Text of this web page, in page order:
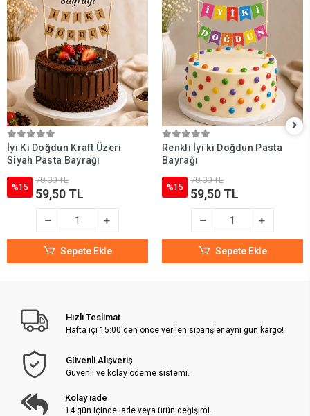
İyi Ki Doğdun Kraft Üzeri
Siyah Pasta Bayrağı
%15
70,00 TL
59,50 TL
Sepete Ekle
Renkli İyi ki Doğdun Pasta
Bayrağı
%15
70,00 TL
59,50 TL
Sepete Ekle
Hızlı Teslimat
Hafta içi 15:00'den önce verilen siparişler aynı gün kargo!
Güvenli Alışveriş
Güvenli ve kolay ödeme sistemi.
Kolay iade
14 gün içinde iade veya ürün değişimi.